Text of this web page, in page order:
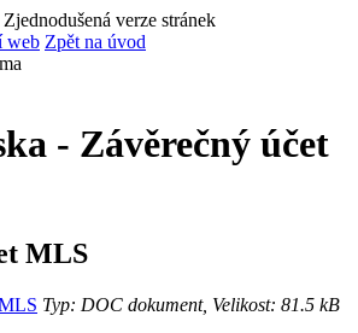
verze stránek
web Zpět na úvod
- Závěrečný účet
MLS
Typ: DOC dokument, Velikost: 81.5 kB